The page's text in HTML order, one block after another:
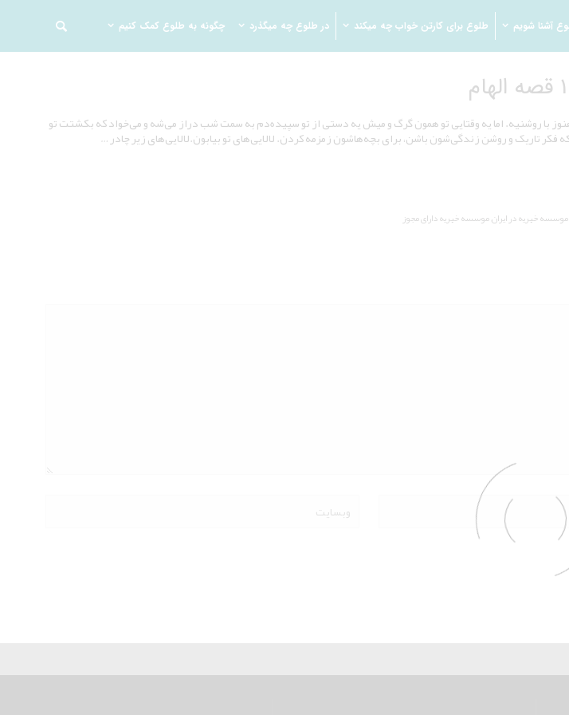
آشنا شویم طلوع برای کارتن خواب چه میکند در طلوع چه میگذرد چگونه به طلوع کمک کنیم
با روشنیه. اما یه وقتایی تو همون گرگ و میش یه دستی از تو سپیده‌دم به سمت شب دراز می‌شه و می‌خواد که بکشتت تو
تاریک و روشن زندگی‌شون باشن، برای بچه‌هاشون زمزمه کردن. لالایی‌های تو بیابون.لالایی‌های زیر چادر …
خیریه در ایران,موسسه خیریه دارای مجوز